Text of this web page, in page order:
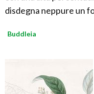
disdegna neppure un
Buddleia